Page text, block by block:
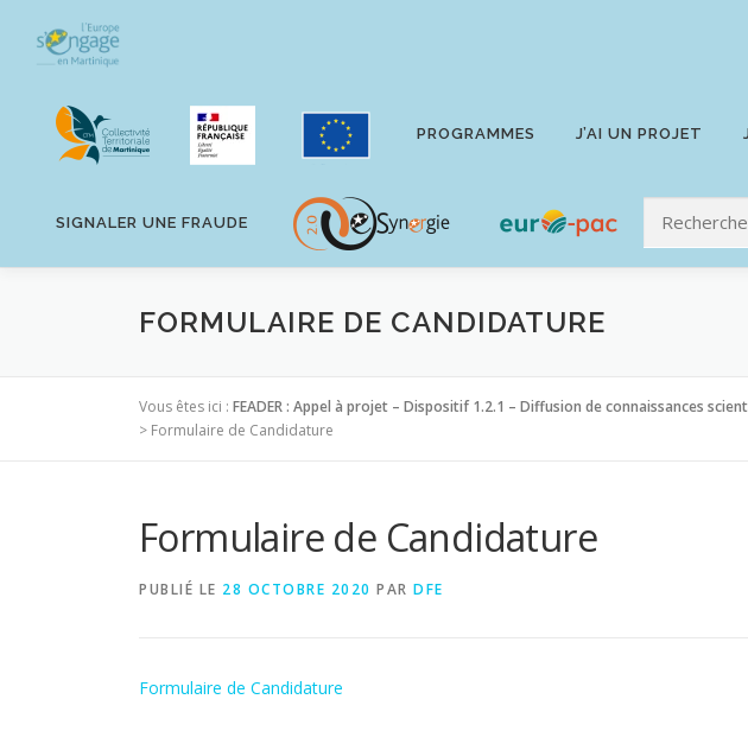
contenu
PROGRAMMES J’AI UN PROJET
SIGNALER UNE FRAUDE
FORMULAIRE DE CANDIDATURE
Vous êtes ici : FEADER : Appel à projet – Dispositif 1.2.1 – Diffusion de connaissances
> Formulaire de Candidature
Formulaire de Candidature
PUBLIÉ LE 28 OCTOBRE 2020 PAR DFE
Formulaire de Candidature